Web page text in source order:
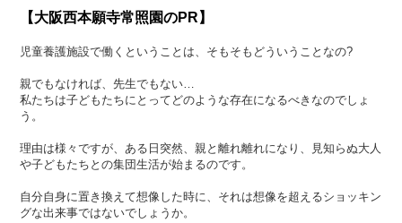
【大阪西本願寺常照園のPR】
児童養護施設で働くということは、そもそもどういうことなの?
親でもなければ、先生でもない…
私たちは子どもたちにとってどのような存在になるべきなのでしょ
う。
理由は様々ですが、ある日突然、親と離れ離れになり、見知らぬ大人
や子どもたちとの集団生活が始まるのです。
自分自身に置き換えて想像した時に、それは想像を超えるショッキン
グな出来事ではないでしょうか。